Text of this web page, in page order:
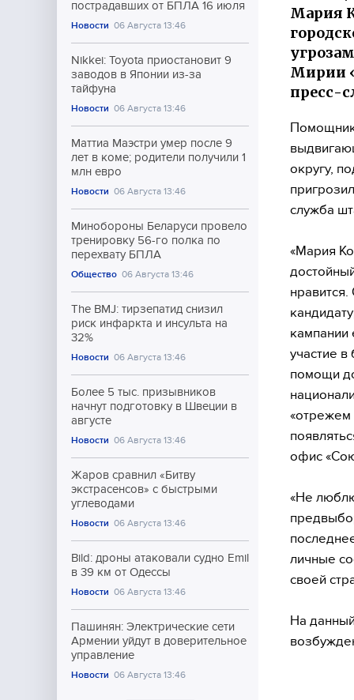
пострадавших от БПЛА 16 июля
Новости 06 Августа 13:46
Nikkei: Toyota приостановит 9
заводов в Японии из-за
тайфуна
Новости 06 Августа 13:46
Маттиа Маэстри умер после 9
лет в коме; родители получили 1
млн евро
Новости 06 Августа 13:46
Минобороны Беларуси провело
тренировку 56-го полка по
перехвату БПЛА
Общество 06 Августа 13:46
The BMJ: тирзепатид снизил
риск инфаркта и инсульта на
32%
Новости 06 Августа 13:46
Более 5 тыс. призывников
начнут подготовку в Швеции в
августе
Новости 06 Августа 13:46
Жаров сравнил «Битву
экстрасенсов» с быстрыми
углеводами
Новости 06 Августа 13:46
Bild: дроны атаковали судно Emil
в 39 км от Одессы
Новости 06 Августа 13:46
Пашинян: Электрические сети
Армении уйдут в доверительное
управление
Новости 06 Августа 13:46
Мария
Мирии
пресс-
округу,
служба
«Мария
кампании
участие
помощи
«отрежем
офис
«Не
личные
своей
На